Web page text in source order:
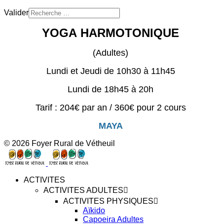
Valider
for results.
YOGA HARMOTONIQUE
(Adultes)
Lundi et Jeudi de 10h30 à 11h45
Lundi de 18h45 à 20h
Tarif : 204€ par an / 360€ pour 2 cours
MAYA
© 2026 Foyer Rural de Vétheuil
ACTIVITES
ACTIVITES ADULTES
ACTIVITES PHYSIQUES
Aïkido
Capoeira Adultes